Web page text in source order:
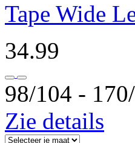
Tape Wide
34.99
98/104 ‐
Zie details